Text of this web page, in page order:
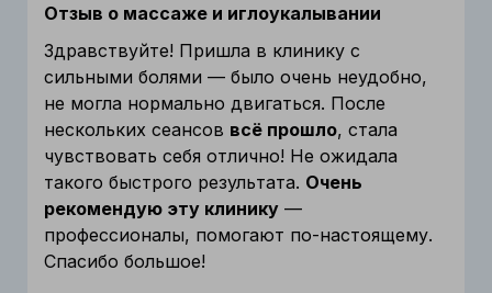
Отзыв о массаже и иглоукалывании
Здравствуйте! Пришла в клинику с
сильными болями — было очень неудобно,
не могла нормально двигаться. После
нескольких сеансов всё прошло, стала
чувствовать себя отлично! Не ожидала
такого быстрого результата. Очень
рекомендую эту клинику —
профессионалы, помогают по-настоящему.
Спасибо большое!